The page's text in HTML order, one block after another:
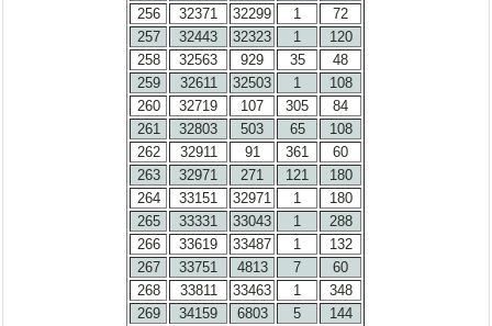
256
32371 32299 1
72
257
32443 32323 1
120
258
32563 929 35
48
259
32611 32503 1
108
260
32719 107 305
84
261
32803 503 65
108
262
32911 91 361
60
263
32971 271 121
180
264
33151 32971 1
180
265
33331 33043 1
288
266
33619 33487 1
132
267
33751 4813 7
60
268
33811 33463 1
348
269
34159 6803 5
144